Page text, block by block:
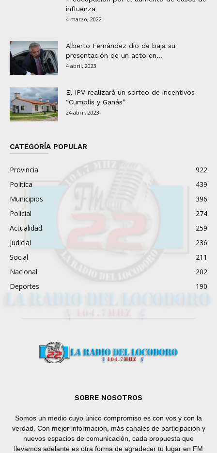
influenza
4 marzo, 2022
Alberto Fernández dio de baja su
presentación de un acto en...
4 abril, 2023
El IPV realizará un sorteo de incentivos
“Cumplís y Ganás”
24 abril, 2023
CATEGORÍA POPULAR
Provincia
922
Política
439
Municipios
396
Policial
274
Actualidad
259
Judicial
236
Social
211
Nacional
202
Deportes
190
SOBRE NOSOTROS
Somos un medio cuyo único compromiso es con vos y con la
verdad. Con mejor información, más canales de participación y
nuevos espacios de comunicación, cada propuesta que
llevamos adelante es otra forma de agradecer tu lugar en FM